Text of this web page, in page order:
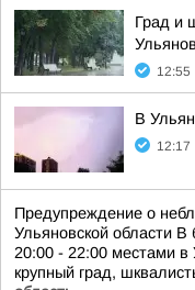
Град и
12:55
В
12:17
Предупреждение о
Ульяновской области
20:00 - 22:00 местами в
крупный град,